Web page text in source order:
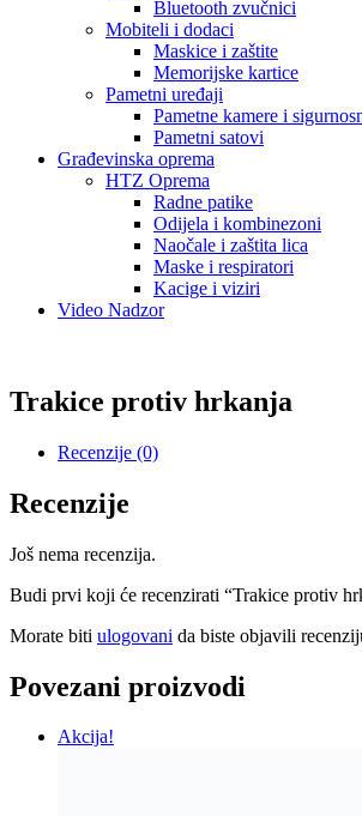
Bluetooth zvučnici
Mobiteli i dodaci
Maskice i zaštite
Memorijske kartice
Pametni uređaji
Pametne kamere i
Pametni satovi
Građevinska oprema
HTZ Oprema
Radne patike
Odijela i kombinezoni
Naočale i zaštita lica
Maske i respiratori
Kacige i viziri
Video Nadzor
Trakice protiv hrkanja
Recenzije (0)
Recenzije
Još nema recenzija.
Budi prvi koji će recenzirati “Trakice protiv
Morate biti ulogovani da biste objavili
Povezani proizvodi
Akcija!